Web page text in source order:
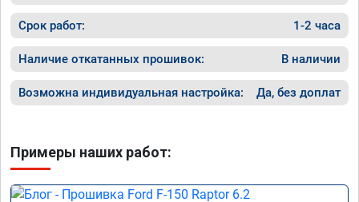
Срок работ: 1-2 часа
Наличие откатанных прошивок: В наличии
Возможна индивидуальная настройка: Да, без доплат
Примеры наших работ: